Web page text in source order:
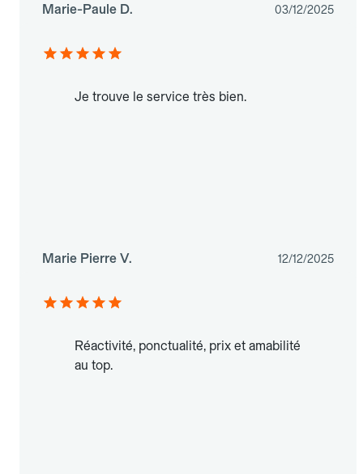
Marie-Paule D. 03/12/2025
Je trouve le service très bien.
Marie Pierre V. 12/12/2025
Réactivité, ponctualité, prix et amabilité
au top.